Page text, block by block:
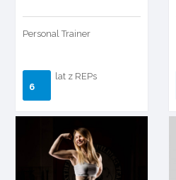
Personal Trainer
6
lat z REPs